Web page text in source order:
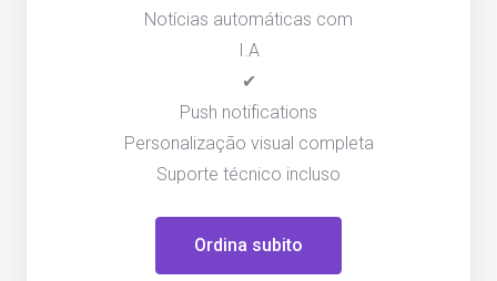
Notícias automáticas com
I.A
✔
Push notifications
Personalização visual completa
Suporte técnico incluso
Ordina subito